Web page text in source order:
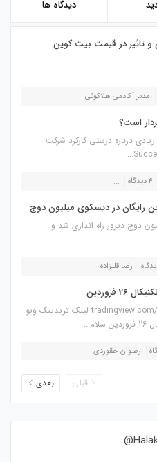
دیدگاه ها
تاثیر در قیمت بیت کوین
مدیر آکادمی هلاکوئی
است؟
زیادی درباره درستی کارکرد شرکت
۴ دیدگاه ...
رایگان در دیسکوی میلیون دوج
دوج دیروز راه اندازی شد و
رضا قلیزاده
فروردین
tradingview.com/u/halakoei لینک تریدینگ ویو
رضوان حقوردی
قبلی بعدی